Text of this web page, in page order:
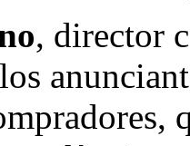
, director